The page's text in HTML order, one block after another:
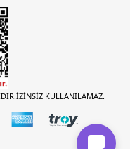
KULLANILAMAZ.